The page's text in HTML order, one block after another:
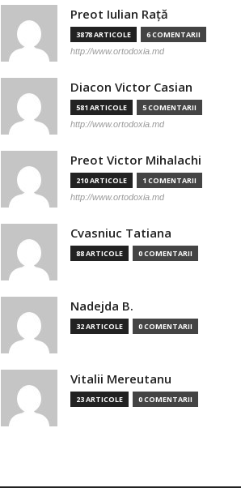
Preot Iulian Raţă
3878 ARTICOLE 6 COMENTARII
http://www.ortodoxia.md
Diacon Victor Casian
581 ARTICOLE 5 COMENTARII
http://www.ortodoxia.md
Preot Victor Mihalachi
210 ARTICOLE 1 COMENTARII
http://www.ortodoxia.md
Cvasniuc Tatiana
88 ARTICOLE 0 COMENTARII
Nadejda B.
32 ARTICOLE 0 COMENTARII
Vitalii Mereutanu
23 ARTICOLE 0 COMENTARII